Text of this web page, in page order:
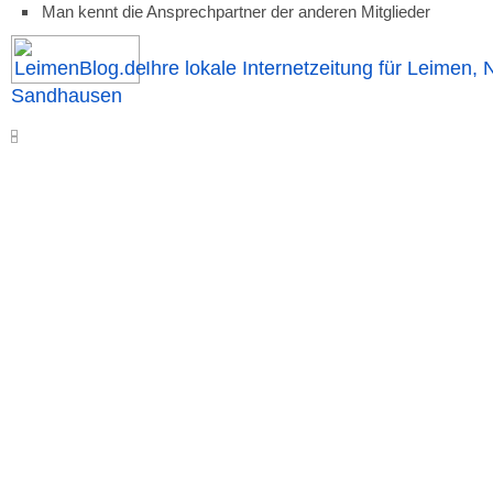
Man kennt die Ansprechpartner der anderen Mitglieder
Ihre lokale Internetzeitung für Leimen,
Sandhausen